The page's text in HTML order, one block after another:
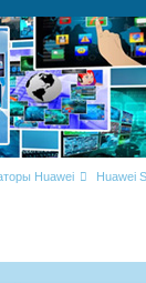
Huawei Huawei